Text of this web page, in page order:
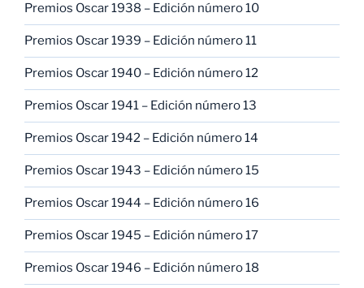
Premios Oscar 1938 – Edición número 10
Premios Oscar 1939 – Edición número 11
Premios Oscar 1940 – Edición número 12
Premios Oscar 1941 – Edición número 13
Premios Oscar 1942 – Edición número 14
Premios Oscar 1943 – Edición número 15
Premios Oscar 1944 – Edición número 16
Premios Oscar 1945 – Edición número 17
Premios Oscar 1946 – Edición número 18